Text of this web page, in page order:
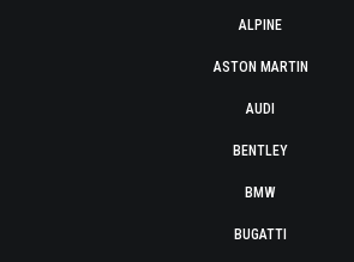
ALPINE
ASTON MARTIN
AUDI
BENTLEY
BMW
BUGATTI